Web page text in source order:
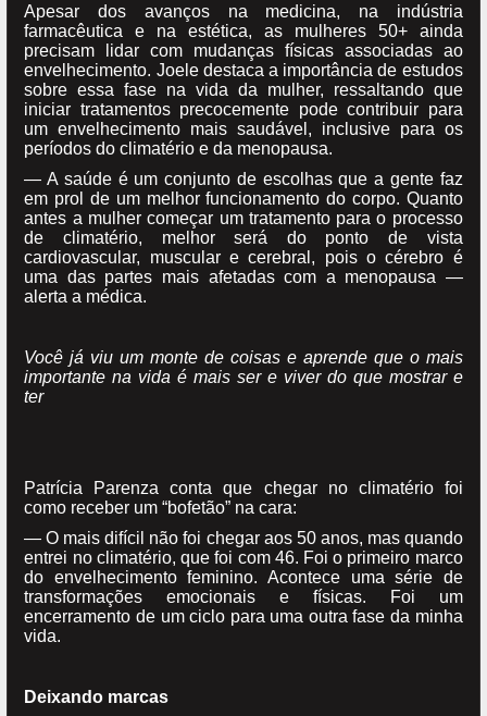
Apesar dos avanços na medicina, na indústria
farmacêutica e na estética, as mulheres 50+ ainda
precisam lidar com mudanças físicas associadas ao
envelhecimento. Joele destaca a importância de estudos
sobre essa fase na vida da mulher, ressaltando que
iniciar tratamentos precocemente pode contribuir para
um envelhecimento mais saudável, inclusive para os
períodos do climatério e da menopausa.
— A saúde é um conjunto de escolhas que a gente faz
em prol de um melhor funcionamento do corpo. Quanto
antes a mulher começar um tratamento para o processo
de climatério, melhor será do ponto de vista
cardiovascular, muscular e cerebral, pois o cérebro é
uma das partes mais afetadas com a menopausa —
alerta a médica.
Você já viu um monte de coisas e aprende que o mais
importante na vida é mais ser e viver do que mostrar e
ter
Patrícia Parenza conta que chegar no climatério foi
como receber um “bofetão” na cara:
— O mais difícil não foi chegar aos 50 anos, mas quando
entrei no climatério, que foi com 46. Foi o primeiro marco
do envelhecimento feminino. Acontece uma série de
transformações emocionais e físicas. Foi um
encerramento de um ciclo para uma outra fase da minha
vida.
Deixando marcas